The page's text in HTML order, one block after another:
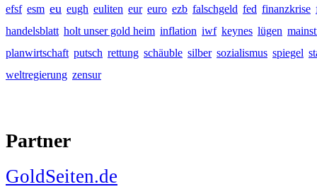
efsf esm eu eugh euliten eur euro ezb falschgeld fed finanzkrise
handelsblatt holt unser gold heim inflation iwf keynes lügen
planwirtschaft putsch rettung schäuble silber sozialismus spiegel
weltregierung zensur
Partner
GoldSeiten.de